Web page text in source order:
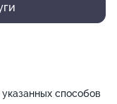
способов